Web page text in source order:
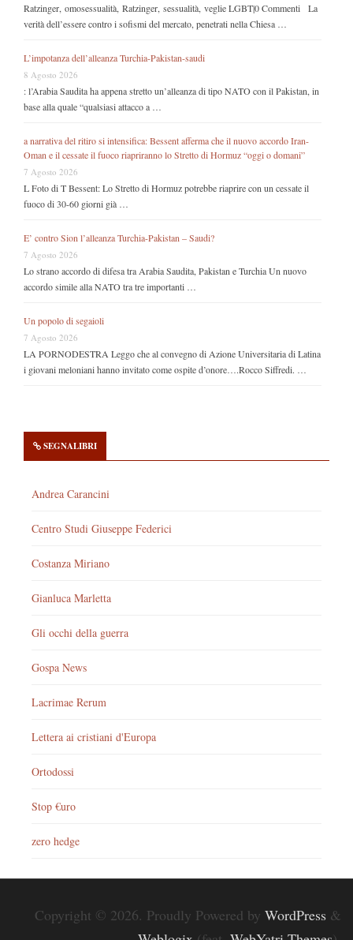
Ratzinger, omosessualità, Ratzinger, sessualità, veglie LGBT|0 Commenti La
verità dell’essere contro i sofismi del mercato, penetrati nella Chiesa …
L’impotanza dell’alleanza Turchia-Pakistan-saudi
8 Agosto 2026
: l’Arabia Saudita ha appena stretto un’alleanza di tipo NATO con il Pakistan, in
base alla quale “qualsiasi attacco a …
a narrativa del ritiro si intensifica: Bessent afferma che il nuovo accordo Iran-
Oman e il cessate il fuoco riapriranno lo Stretto di Hormuz “oggi o domani”
7 Agosto 2026
L Foto di T Bessent: Lo Stretto di Hormuz potrebbe riaprire con un cessate il
fuoco di 30-60 giorni già …
E’ contro Sion l’alleanza Turchia-Pakistan – Saudi?
7 Agosto 2026
Lo strano accordo di difesa tra Arabia Saudita, Pakistan e Turchia Un nuovo
accordo simile alla NATO tra tre importanti …
Un popolo di segaioli
7 Agosto 2026
LA PORNODESTRA Leggo che al convegno di Azione Universitaria di Latina
i giovani meloniani hanno invitato come ospite d’onore….Rocco Siffredi. …
SEGNALIBRI
Andrea Carancini
Centro Studi Giuseppe Federici
Costanza Miriano
Gianluca Marletta
Gli occhi della guerra
Gospa News
Lacrimae Rerum
Lettera ai cristiani d'Europa
Ortodossi
Stop €uro
zero hedge
Copyright © 2026. Proudly Powered by WordPress &